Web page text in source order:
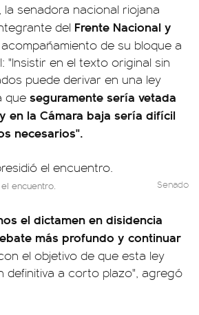
la senadora nacional riojana
del Frente Nacional y
de su bloque a
"Insistir en el texto original sin
puede derivar en una ley
que seguramente sería vetada
en la Cámara baja sería difícil
necesarios".
encuentro. Senado
el dictamen en disidencia
más profundo y continuar
el objetivo de que esta ley
definitiva a corto plazo", agregó